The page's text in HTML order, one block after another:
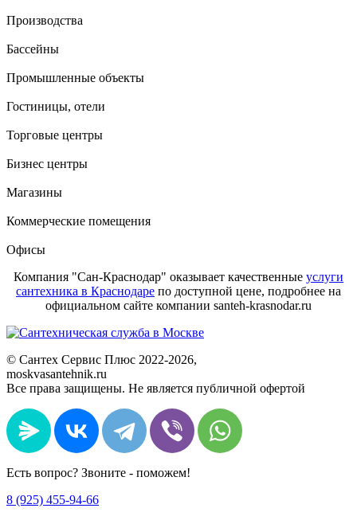
Производства
Бассейны
Промышленные объекты
Гостиницы, отели
Торговые центры
Бизнес центры
Магазины
Коммерческие помещения
Офисы
Компания "Сан-Краснодар" оказывает качественные услуги
сантехника в Краснодаре по доступной цене, подробнее на
официальном сайте компании santeh-krasnodar.ru
© Сантех Сервис Плюс 2022-2026,
moskvasantehnik.ru
Все права защищены. Не является публичной офертой
Есть вопрос? Звоните - поможем!
8 (925) 455-94-66